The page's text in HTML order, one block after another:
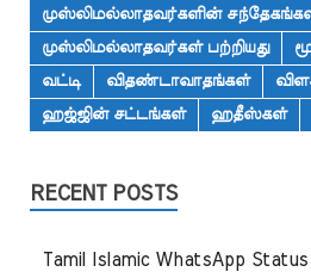
முஸ்லிமல்லாதவர்களின்
முஸ்லிமல்லாதவர்கள் பற்றியது
வட்டி
விதண்டாவாதங்கள்
ஹஜ்ஜின் சட்டங்கள்
ஹதீஸ்கள்
RECENT POSTS
Tamil Islamic WhatsApp Status